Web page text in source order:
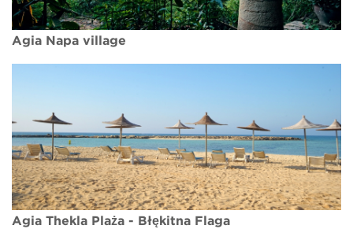
Agia Napa village
Agia Thekla Plaża - Błękitna Flaga